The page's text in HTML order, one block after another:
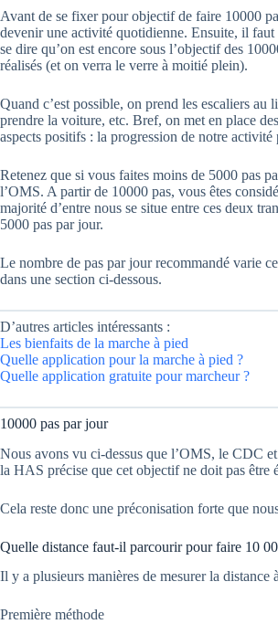
Avant de se fixer pour objectif de faire 10000
devenir une activité quotidienne. Ensuite, il
se dire qu’on est encore sous l’objectif des
réalisés (et on verra le verre à moitié plein).
Quand c’est possible, on prend les escaliers au
prendre la voiture, etc. Bref, on met en place
aspects positifs : la progression de notre
Retenez que si vous faites moins de 5000 pas
l’OMS. A partir de 10000 pas, vous êtes
majorité d’entre nous se situe entre ces deux
5000 pas par jour.
Le nombre de pas par jour recommandé varie
dans une section ci-dessous.
D’autres articles intéressants :
Les bienfaits de la marche à pied
Quelle application pour la marche à pied ?
Quelle application gratuite pour marcheur ?
10000 pas par jour
Nous avons vu ci-dessus que l’OMS, le CDC
la HAS précise que cet objectif ne doit pas être
Cela reste donc une préconisation forte que
Quelle distance faut-il parcourir pour faire 10
Il y a plusieurs manières de mesurer la
Première méthode